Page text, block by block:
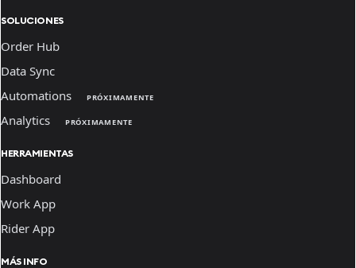
SOLUCIONES
Order Hub
Data Sync
Automations
PRÓXIMAMENTE
Analytics PRÓXIMAMENTE
HERRAMIENTAS
Dashboard
Work App
Rider App
MÁS INFO